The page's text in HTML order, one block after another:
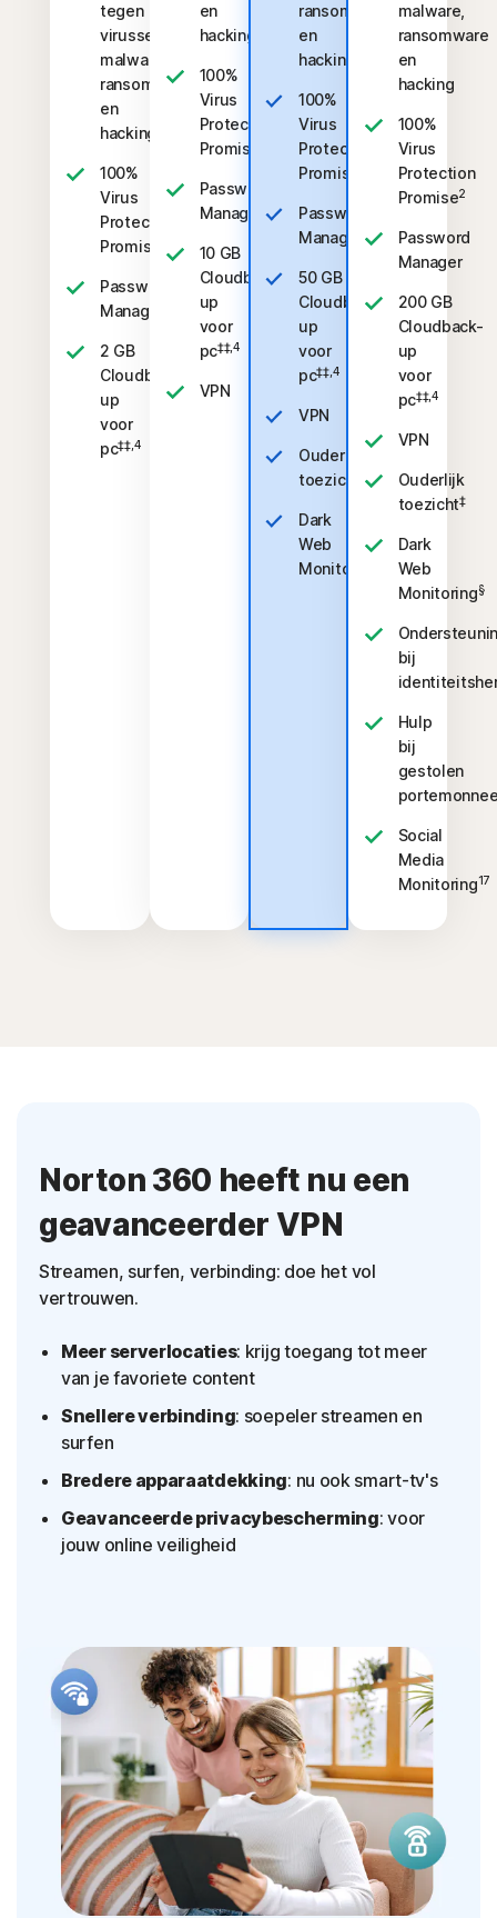
tegen
virussen,
malware,
ransomware
en
hacking
100%
Virus
Protection
Promise
Password
Manager
2 GB
Cloudback-
up
voor
pc‡‡,4
en
hacking
100%
Virus
Protection
Promise
Password
Manager
10 GB
Cloudback-
up
voor
pc‡‡,4
VPN
ransomware
en
hacking
100%
Virus
Protection
Promise
Password
Manager
50 GB
Cloudback-
up
voor
pc‡‡,4
VPN
Ouderlijk
toezicht
‡
Dark
Web
Monitoring
malware,
ransomware
en
hacking
100%
Virus
Protection
Promise2
Password
Manager
200 GB
Cloudback-
up
voor
pc‡‡,4
VPN
Ouderlijk
toezicht‡
Dark
Web
Monitoring§
bij
Hulp
bij
gestolen
Social
Media
Monitoring17
Norton 360 heeft nu een
geavanceerder VPN
Streamen, surfen, verbinding: doe het vol
vertrouwen.
Meer serverlocaties: krijg toegang tot meer
van je favoriete content
Snellere verbinding: soepeler streamen en
surfen
Bredere apparaatdekking: nu ook smart-tv's
Geavanceerde privacybescherming: voor
jouw online veiligheid